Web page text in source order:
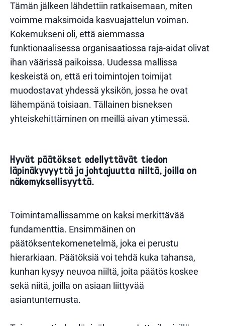
Tämän jälkeen lähdettiin ratkaisemaan, miten
voimme maksimoida kasvuajattelun voiman.
Kokemukseni oli, että aiemmassa
funktionaalisessa organisaatiossa raja-aidat olivat
ihan väärissä paikoissa. Uudessa mallissa
keskeistä on, että eri toimintojen toimijat
muodostavat yhdessä yksikön, jossa he ovat
lähempänä toisiaan. Tällainen bisneksen
yhteiskehittäminen on meillä aivan ytimessä.
Hyvät päätökset edellyttävät tiedon
läpinäkyvyyttä ja johtajuutta niiltä, joilla on
näkemyksellisyyttä.
Toimintamallissamme on kaksi merkittävää
fundamenttia. Ensimmäinen on
päätöksentekomenetelmä, joka ei perustu
hierarkiaan. Päätöksiä voi tehdä kuka tahansa,
kunhan kysyy neuvoa niiltä, joita päätös koskee
sekä niitä, joilla on asiaan liittyvää
asiantuntemusta.